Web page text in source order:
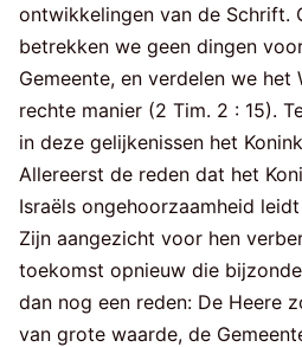
ontwikkelingen van de Schrift.
betrekken we geen dingen
Gemeente, en verdelen we
rechte manier (2 Tim. 2 : 15).
in deze gelijkenissen het
Allereerst de reden dat het
Israëls ongehoorzaamheid
Zijn aangezicht voor hen
toekomst opnieuw die
dan nog een reden: De Heere
van grote waarde, de